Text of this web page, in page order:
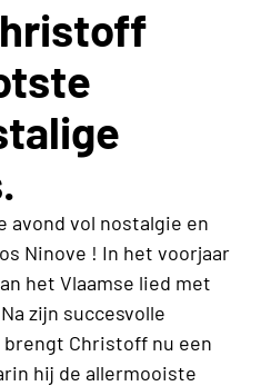
avond vol nostalgie en
Ninove ! In het voorjaar
het Vlaamse lied met
zijn succesvolle
brengt Christoff nu een
hij de allermooiste